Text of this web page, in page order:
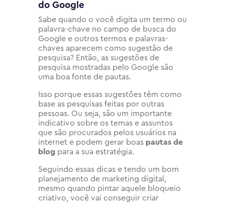
do Google
Sabe quando o você digita um termo ou
palavra-chave no campo de busca do
Google e outros termos e palavras-
chaves aparecem como sugestão de
pesquisa? Então, as sugestões de
pesquisa mostradas pelo Google são
uma boa fonte de pautas.
Isso porque essas sugestões têm como
base as pesquisas feitas por outras
pessoas. Ou seja, são um importante
indicativo sobre os temas e assuntos
que são procurados pelos usuários na
internet e podem gerar boas pautas de
blog para a sua estratégia.
Seguindo essas dicas e tendo um bom
planejamento de marketing digital,
mesmo quando pintar aquele bloqueio
criativo, você vai conseguir criar